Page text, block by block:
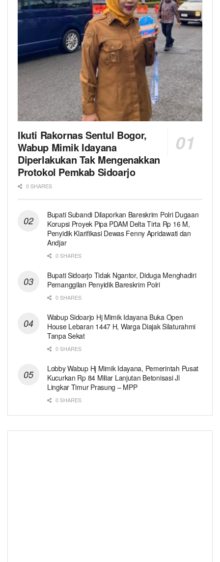
Ikuti Rakornas Sentul Bogor,
Wabup Mimik Idayana
Diperlakukan Tak Mengenakkan
Protokol Pemkab Sidoarjo
0 SHARES
Bupati Subandi Dilaporkan Bareskrim Polri Dugaan
Korupsi Proyek Pipa PDAM Delta Tirta Rp 16 M,
Penyidik Klarifikasi Dewas Fenny Apridawati dan
Andjar
0 SHARES
Bupati Sidoarjo Tidak Ngantor, Diduga Menghadiri
Pemanggilan Penyidik Bareskrim Polri
0 SHARES
Wabup Sidoarjo Hj Mimik Idayana Buka Open
House Lebaran 1447 H, Warga Diajak Silaturahmi
Tanpa Sekat
0 SHARES
Lobby Wabup Hj Mimik Idayana, Pemerintah Pusat
Kucurkan Rp 84 Miliar Lanjutan Betonisasi Jl
Lingkar Timur Prasung – MPP
0 SHARES